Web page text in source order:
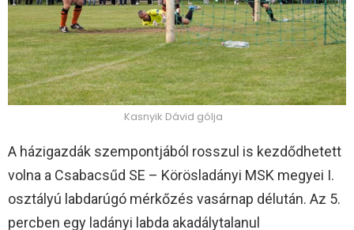
Kasnyik Dávid gólja
A házigazdák szempontjából rosszul is kezdődhetett
volna a Csabacsűd SE – Körösladányi MSK megyei I.
osztályú labdarúgó mérkőzés vasárnap délután. Az 5.
percben egy ladányi labda akadálytalanul